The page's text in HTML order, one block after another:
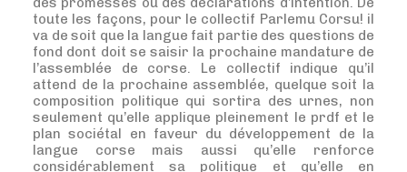
toute les façons, pour le collectif Parlemu Corsu! il
va de soit que la langue fait partie des questions de
fond dont doit se saisir la prochaine mandature de
l’assemblée de corse. Le collectif indique qu’il
attend de la prochaine assemblée, quelque soit la
composition politique qui sortira des urnes, non
seulement qu’elle applique pleinement le prdf et le
plan sociétal en faveur du développement de la
langue corse mais aussi qu’elle renforce
considérablement sa politique et qu’elle en